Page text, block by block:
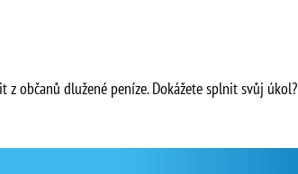
občanů dlužené peníze. Dokážete splnit svůj úkol?